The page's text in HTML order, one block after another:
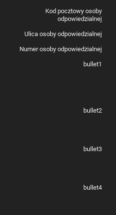
Kod pocztowy osoby
odpowiedzialnej
Ulica osoby odpowiedzialnej
Numer osoby odpowiedzialnej
bullet1
bullet2
bullet3
bullet4